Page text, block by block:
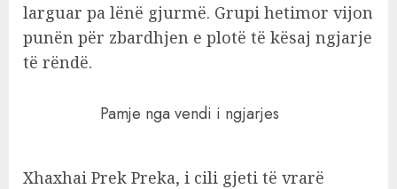
larguar pa lënë gjurmë. Grupi hetimor vijon
punën për zbardhjen e plotë të kësaj ngjarje
të rëndë.
Pamje nga vendi i ngjarjes
Xhaxhai Prek Preka, i cili gjeti të vrarë